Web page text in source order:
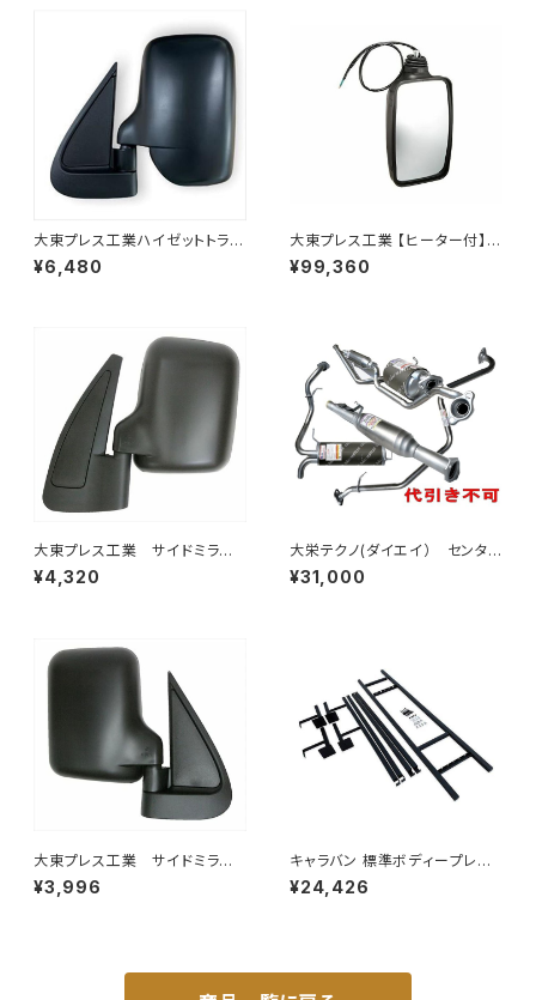
大東プレス工業ハイゼットトラッ
ク S201C S211C S201P S211
Pサイドミラー/ドアミラー (助手
¥6,480
大東プレス工業 【ヒーター付】ハ
イウェイミラー リモコン+ヒータ
ー付 DI-6021CXE
¥99,360
大東プレス工業 サイドミラー/
バックミラースバル サンバー
左 99年～ DI-641
¥4,320
大栄テクノ(ダイエイ） センタ
ーパイプ 'MMT-6497CP キッ
クス H59A 個人宅NG
¥31,000
大東プレス工業 サイドミラー/
バックミラー ダイハツ ハイ
ゼット トラック 右 99年～
¥3,996
キャラバン 標準ボディープレミ
アムＧＸ/ＧＸライダ～用ベッドキ
ットフレーム GZ100-1
¥24,426